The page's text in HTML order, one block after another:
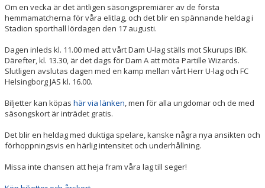
Om en vecka är det äntligen säsongspremiärer av de första
hemmamatcherna för våra elitlag, och det blir en spännande heldag i
Stadion sporthall lördagen den 17 augusti.
Dagen inleds kl. 11.00 med att vårt Dam U-lag ställs mot Skurups IBK.
Därefter, kl. 13.30, är det dags för Dam A att möta Partille Wizards.
Slutligen avslutas dagen med en kamp mellan vårt Herr U-lag och FC
Helsingborg JAS kl. 16.00.
Biljetter kan köpas här via länken, men för alla ungdomar och de med
säsongskort är inträdet gratis.
Det blir en heldag med duktiga spelare, kanske några nya ansikten och
förhoppningsvis en härlig intensitet och underhållning.
Missa inte chansen att heja fram våra lag till seger!